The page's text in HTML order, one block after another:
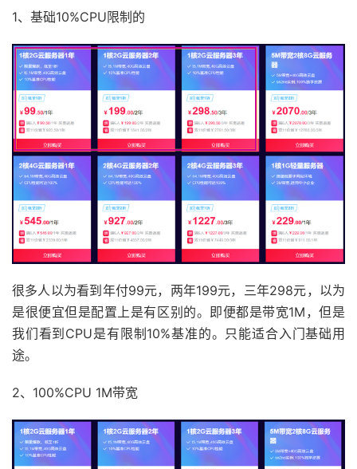
1、基础10%CPU限制的
很多人以为看到年付99元，两年199元，三年298元，以为
是很便宜但是配置上是有区别的。即便都是带宽1M，但是
我们看到CPU是有限制10%基准的。只能适合入门基础用
途。
2、100%CPU 1M带宽